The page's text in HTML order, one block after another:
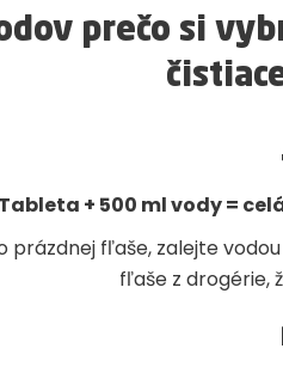
prečo si
Tableta + 500 ml vody =
prázdnej fľaše, zalejte
fľaše z drogérie,